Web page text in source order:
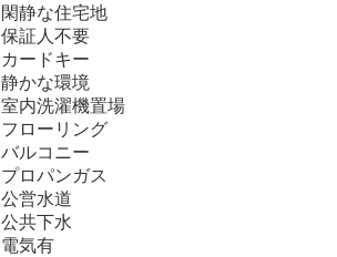
閑静な住宅地
保証人不要
カードキー
静かな環境
室内洗濯機置場
フローリング
バルコニー
プロパンガス
公営水道
公共下水
電気有